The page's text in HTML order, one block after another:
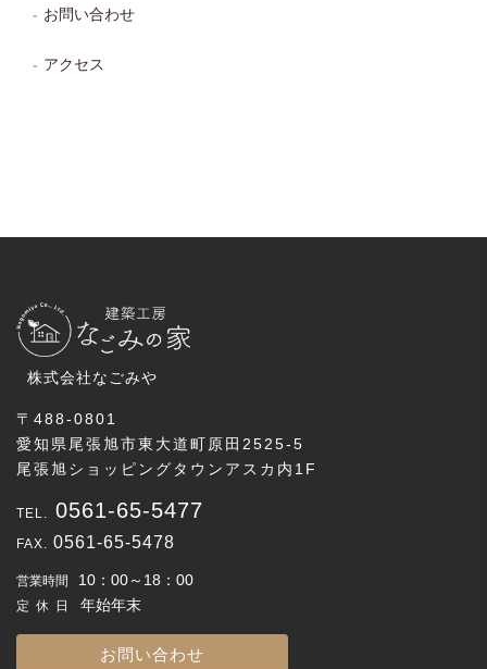
お問い合わせ
アクセス
株式会社なごみや
〒488-0801
愛知県尾張旭市東大道町原田2525-5
尾張旭ショッピングタウンアスカ内1F
0561-65-5477
0561-65-5478
営業時間 10：00～18：00
定休日 年始年末
お問い合わせ